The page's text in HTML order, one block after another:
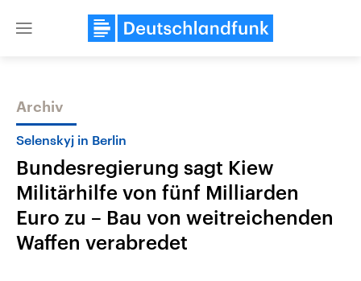
Close
Themen
Archiv
Selenskyj in Berlin
Bundesregierung sagt Kiew
Militärhilfe von fünf Milliarden
Euro zu – Bau von weitreichenden
Waffen verabredet